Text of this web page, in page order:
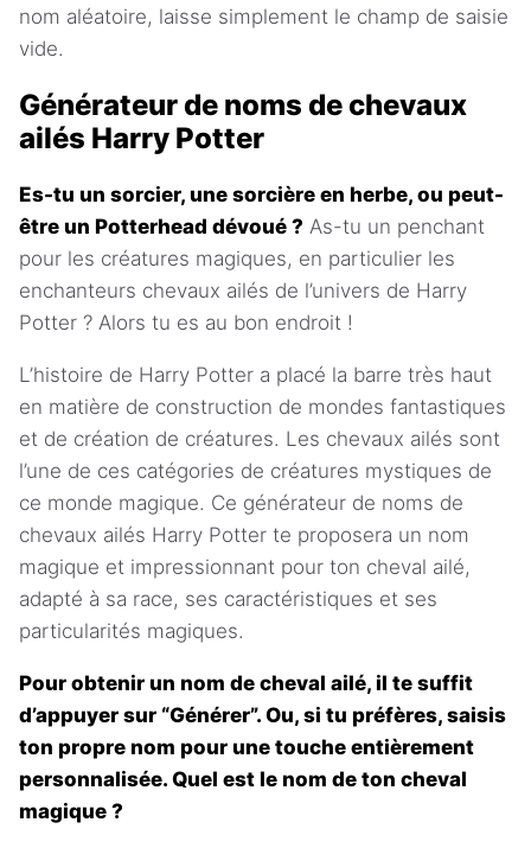
nom aléatoire, laisse simplement le champ de saisie
vide.
Générateur de noms de chevaux
ailés Harry Potter
Es-tu un sorcier, une sorcière en herbe, ou peut-
être un Potterhead dévoué ? As-tu un penchant
pour les créatures magiques, en particulier les
enchanteurs chevaux ailés de l’univers de Harry
Potter ? Alors tu es au bon endroit !
L’histoire de Harry Potter a placé la barre très haut
en matière de construction de mondes fantastiques
et de création de créatures. Les chevaux ailés sont
l’une de ces catégories de créatures mystiques de
ce monde magique. Ce générateur de noms de
chevaux ailés Harry Potter te proposera un nom
magique et impressionnant pour ton cheval ailé,
adapté à sa race, ses caractéristiques et ses
particularités magiques.
Pour obtenir un nom de cheval ailé, il te suffit
d’appuyer sur “Générer”. Ou, si tu préfères, saisis
ton propre nom pour une touche entièrement
personnalisée. Quel est le nom de ton cheval
magique ?